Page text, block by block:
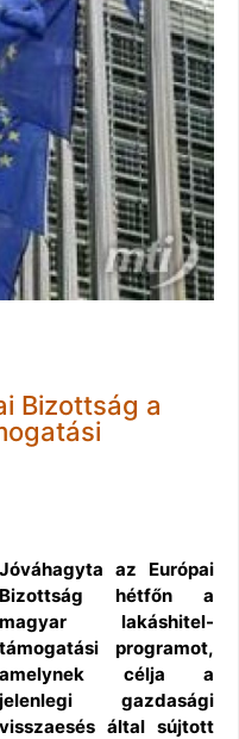
Bizottság a
Jóváhagyta az Európai
Bizottság hétfőn a
magyar lakáshitel-
támogatási programot,
amelynek célja a
jelenlegi gazdasági
visszaesés által sújtott